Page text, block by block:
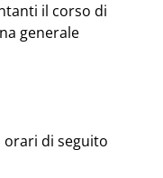
il corso di
generale
orari di seguito